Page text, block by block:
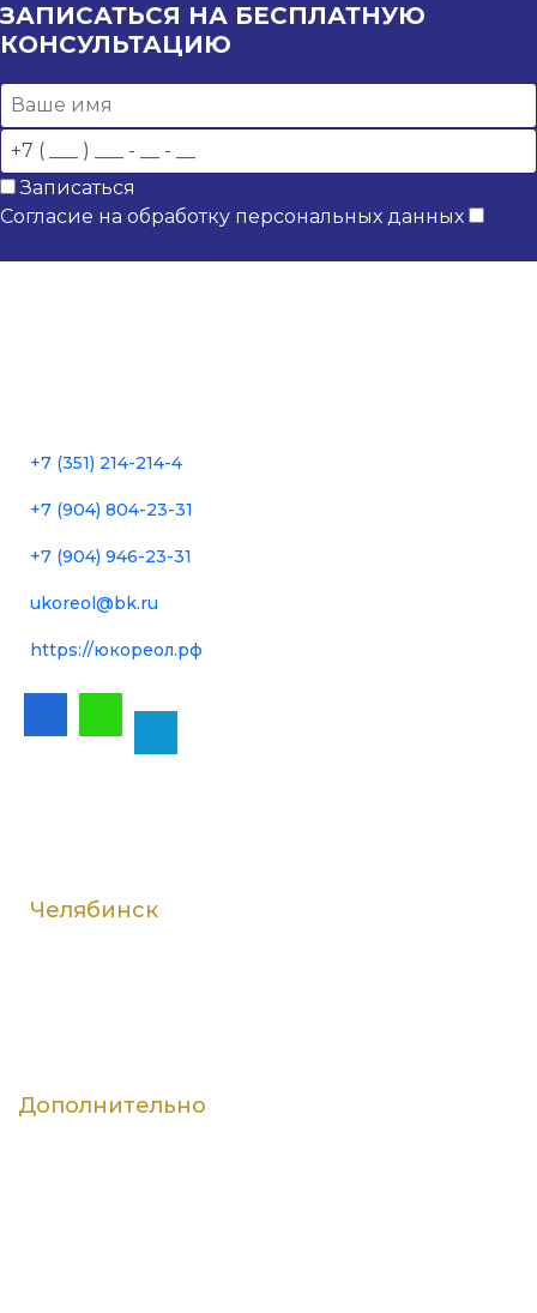
ЗАПИСАТЬСЯ НА БЕСПЛАТНУЮ
КОНСУЛЬТАЦИЮ
Записаться
Согласие на обработку персональных данных
+7 (351) 214-214-4
+7 (904) 804-23-31
+7 (904) 946-23-31
ukoreol@bk.ru
https://юкореол.рф
Челябинск
Дополнительно